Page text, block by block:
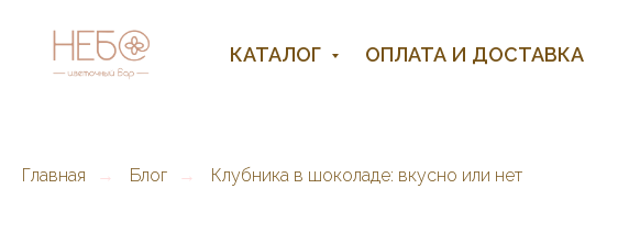
КАТАЛОГ ОПЛАТА И ДОСТАВКА
Главная → Блог → Клубника в шоколаде: вкусно или нет